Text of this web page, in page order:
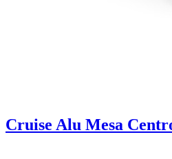
Cruise Alu Mesa